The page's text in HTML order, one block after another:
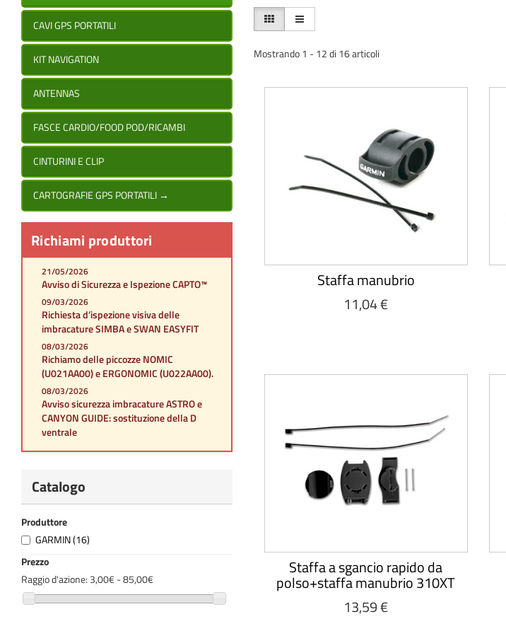
CAVI GPS PORTATILI
KIT NAVIGATION
ANTENNAS
FASCE CARDIO/FOOD POD/RICAMBI
CINTURINI E CLIP
CARTOGRAFIE GPS PORTATILI →
Richiami produttori
21/05/2026
Avviso di Sicurezza e Ispezione CAPTO™
09/03/2026
Richiesta d’ispezione visiva delle
imbracature SIMBA e SWAN EASYFIT
08/03/2026
Richiamo delle piccozze NOMIC
(U021AA00) e ERGONOMIC (U022AA00).
08/03/2026
Avviso sicurezza imbracature ASTRO e
CANYON GUIDE: sostituzione della D
ventrale
Catalogo
Produttore
GARMIN(16)
Prezzo
Raggio d'azione: 3,00€ - 85,00€
Mostrando 1 - 12 di 16 articoli
Staffa manubrio
11,04 €
Staffa a sgancio rapido da
polso+staffa manubrio 310XT
13,59 €